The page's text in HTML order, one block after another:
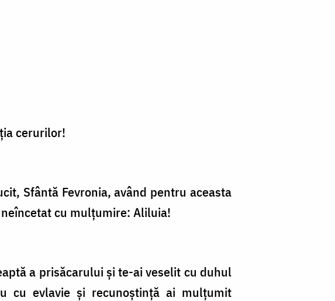
cerurilor!
Sfântă Fevronia, având pentru aceasta
cu mulţumire: Aliluia!
a prisăcarului şi te-ai veselit cu duhul
cu evlavie şi recunoştinţă ai mulţumit